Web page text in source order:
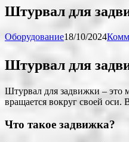
Штурвал для
Оборудование18/10/2024
Штурвал для
Штурвал для задвижки – это
вращается вокруг своей
Что такое задвижка?